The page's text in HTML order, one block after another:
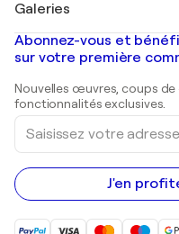
Banksy
Mr. Brainwash
Shepard Fairey
Tableaux abstraits à
Peintures de paysage
Estampes
Peintures acryliques
Galeries
Galeries d'art en France
Galeries d'art en
Abonnez-vous et
sur votre première
Nouvelles œuvres, coups
fonctionnalités exclusives.
Saisissez
votre
adresse
e-
mail
J'en